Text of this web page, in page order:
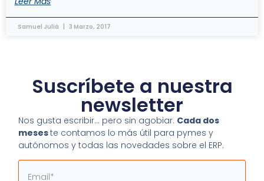
Samuel Juliá 3 Marzo, 2017
Suscríbete a nuestra
newsletter
Nos gusta escribir… pero sin agobiar. Cada dos
meseste contamos lo más útil para pymes y
autónomos y todas las novedades sobre el ERP.
Email